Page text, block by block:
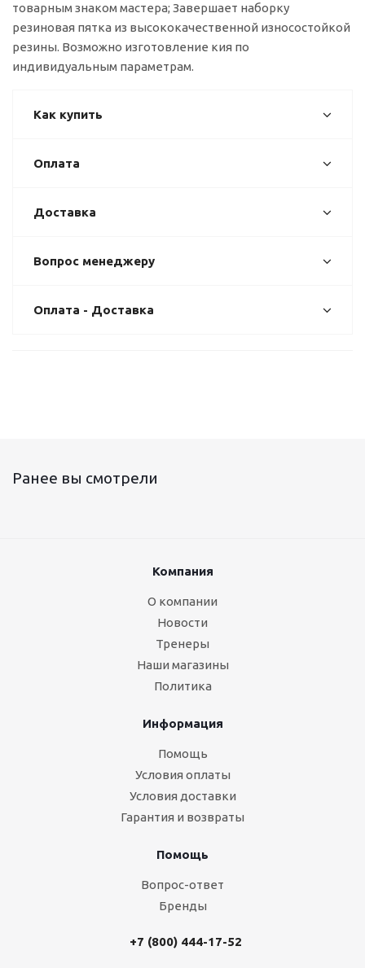
товарным знаком мастера; Завершает наборку
резиновая пятка из высококачественной износостойкой
резины. Возможно изготовление кия по
индивидуальным параметрам.
Как купить
Оплата
Доставка
Вопрос менеджеру
Оплата - Доставка
Ранее вы смотрели
Компания
О компании
Новости
Тренеры
Наши магазины
Политика
Информация
Помощь
Условия оплаты
Условия доставки
Гарантия и возвраты
Помощь
Вопрос-ответ
Бренды
+7 (800) 444-17-52